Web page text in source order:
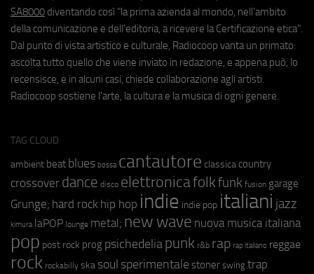
SA8000 diventando così "la prima azienda al mondo, nell'ambito
della comunicazione e dell'editoria, a ricevere la Certificazione etica".
Dal punto di vista artistico e culturale, Radiocoop vanta un primato:
ascolta tutto quello che viene inviato in redazione, e appena può, lo
recensisce, e in alcuni casi, chiede collaborazione agli artisti.
Radiocoop sostiene l'arte, la cultura e la musica di ogni genere.
TAG CLOUD
ambient beat blues bossa cantautore classica country
crossover dance disco elettronicafolkfunk fusion garage
Grunge; hard rock hip hop indie indie pop italiani jazz
kimura laPOP lounge metal; new wave nuova musica italiana
pop post rock prog psichedeliapunk r&b rap rap italiano reggae
rock rockabilly ska soul sperimentale stoner swing trap